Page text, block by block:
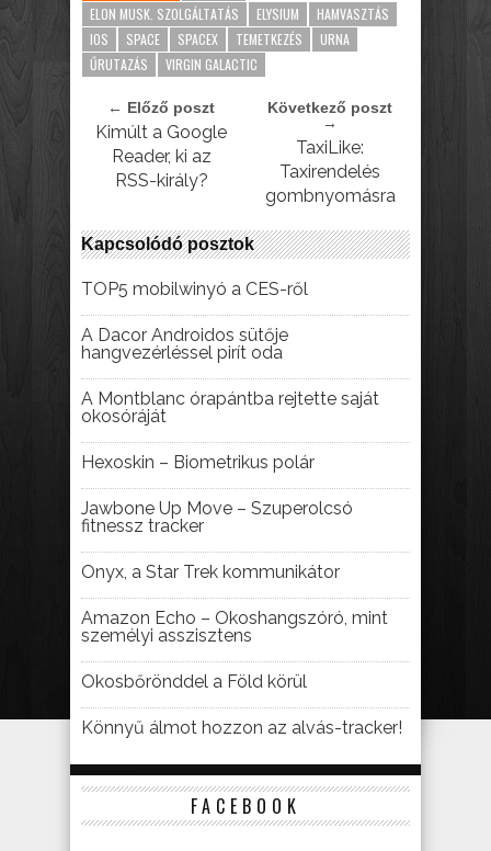
ELON MUSK. SZOLGÁLTATÁS
ELYSIUM
HAMVASZTÁS
IOS
SPACE SPACEX TEMETKEZÉS
URNA
ŰRUTAZÁS
VIRGIN GALACTIC
← Előző poszt
Kimúlt a Google
Reader, ki az
RSS-király?
Következő poszt
→
TaxiLike:
Taxirendelés
gombnyomásra
Kapcsolódó posztok
TOP5 mobilwinyó a CES-ről
A Dacor Androidos sütője
hangvezérléssel pirít oda
A Montblanc órapántba rejtette saját
okosóráját
Hexoskin – Biometrikus polár
Jawbone Up Move – Szuperolcsó
fitnessz tracker
Onyx, a Star Trek kommunikátor
Amazon Echo – Okoshangszóró, mint
személyi asszisztens
Okosbőrönddel a Föld körül
Könnyű álmot hozzon az alvás-tracker!
FACEBOOK